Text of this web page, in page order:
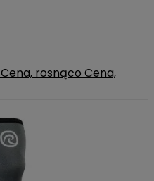
Cena, rosnąco Cena,